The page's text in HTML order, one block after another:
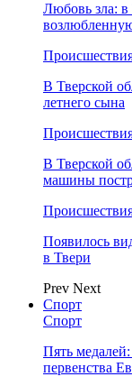
Любовь зла: в
В Тверской
летнего сына
В Тверской
машины
Появилось
в Твери
Prev Next
Спорт
Спорт
Пять
первенства